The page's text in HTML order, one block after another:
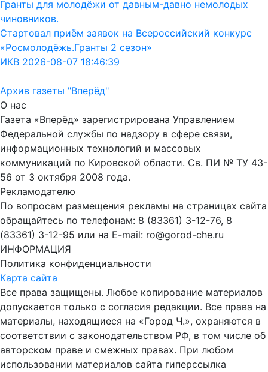
Гранты для молодёжи от давным-давно немолодых
чиновников.
Стартовал приём заявок на Всероссийский конкурс
«Росмолодёжь.Гранты 2 сезон»
ИКВ 2026-08-07 18:46:39
Архив газеты "Вперёд"
О нас
Газета «Вперёд» зарегистрирована Управлением
Федеральной службы по надзору в сфере связи,
информационных технологий и массовых
коммуникаций по Кировской области. Св. ПИ № ТУ 43-
56 от 3 октября 2008 года.
Рекламодателю
По вопросам размещения рекламы на страницах сайта
обращайтесь по телефонам: 8 (83361) 3-12-76, 8
(83361) 3-12-95 или на E-mail: ro@gorod-che.ru
ИНФОРМАЦИЯ
Политика конфиденциальности
Карта сайта
Все права защищены. Любое копирование материалов
допускается только с согласия редакции. Все права на
материалы, находящиеся на «Город Ч.», охраняются в
соответствии с законодательством РФ, в том числе об
авторском праве и смежных правах. При любом
использовании материалов сайта гиперссылка